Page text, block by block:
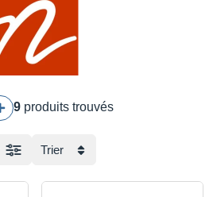
9 produits trouvés
Trier